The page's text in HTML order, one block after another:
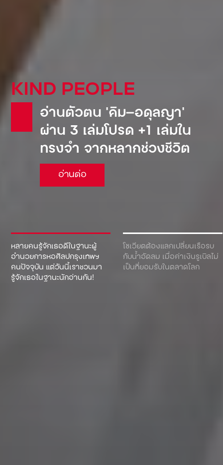
หลายคนรู้จักเธอดีในฐานะผู้
อำนวยการหอศิลปกรุงเทพฯ
คนปัจจุบัน แต่วันนี้เราชวนมา
รู้จักเธอในฐานะนักอ่านกัน!
โซเวียตต้องแลกเปลี่ยนเรือรบ
กับน้ำอัดลม เมื่อค่าเงินรูเบิลไม่
เป็นที่ยอมรับในตลาดโลก
KIND PEOPLE
อ่านตัวตน ‘คิม—อดุลญา’
ผ่าน 3 เล่มโปรด +1 เล่มใน
ทรงจำ จากหลากช่วงชีวิต
อ่านต่อ